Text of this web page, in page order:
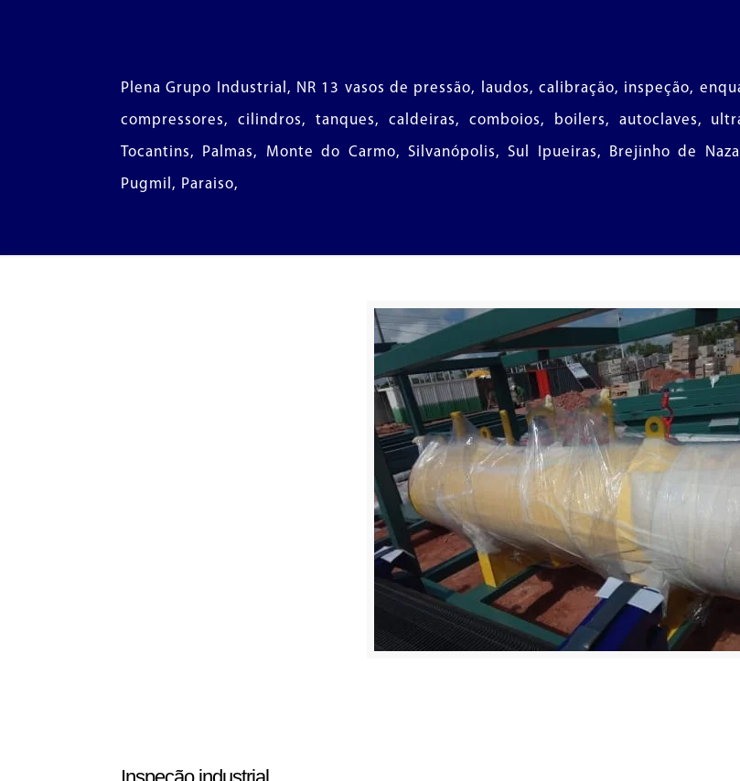
Plena Grupo Industrial, NR 13 vasos de pressão, laudos, calibração, inspeção,
compressores, cilindros, tanques, caldeiras, comboios, boilers, autoclaves,
Tocantins, Palmas, Monte do Carmo, Silvanópolis, Sul Ipueiras, Brejinho de
Pugmil, Paraiso,